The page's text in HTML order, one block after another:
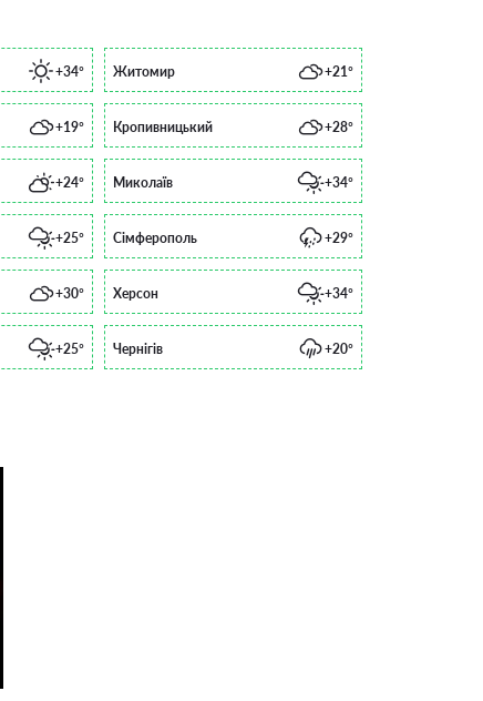
+34° Житомир +21°
+19° Кропивницький +28°
+24° Миколаїв +34°
+25° Сімферополь +29°
+30° Херсон +34°
+25° Чернігів +20°